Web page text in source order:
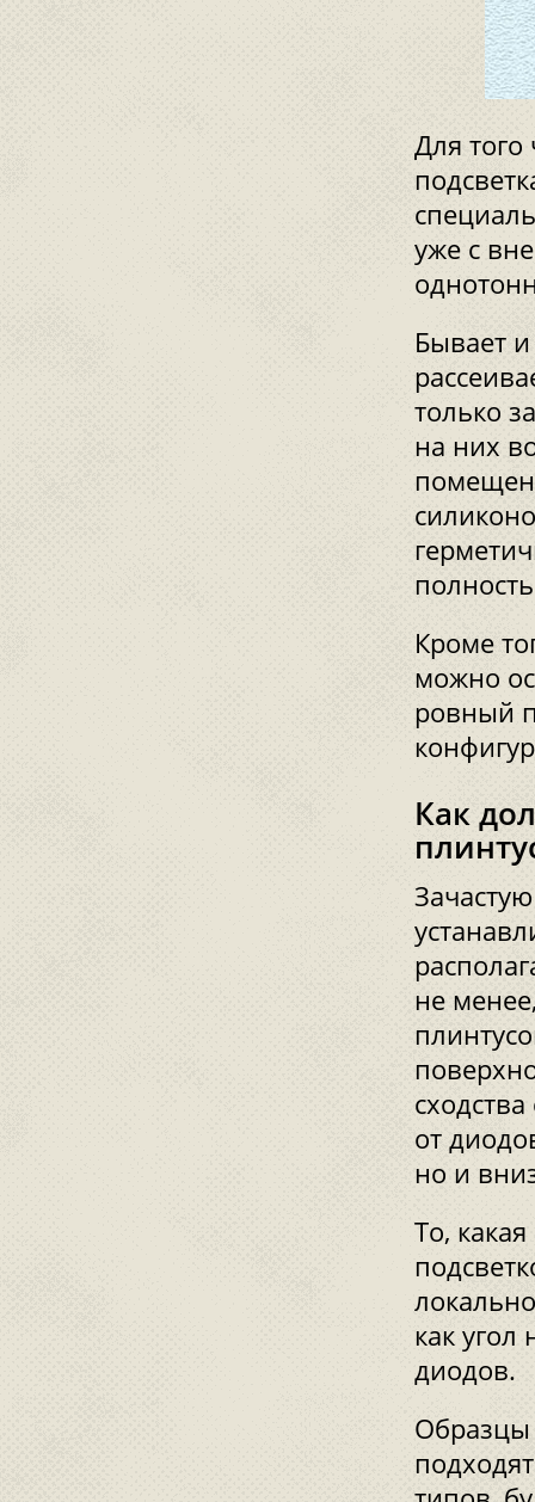
Для того
уже с
Бывает
только
на них
Кроме
можно
ровный
Как
не
от
но и
То,
как угол
диодов.
Образцы